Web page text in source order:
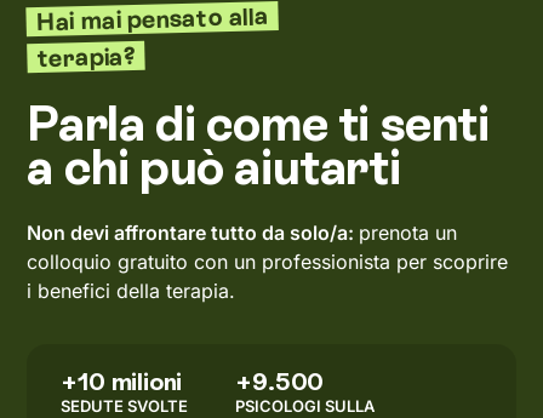
Hai mai pensato alla
terapia?
Parla di come ti senti
a chi può aiutarti
Non devi affrontare tutto da solo/a: prenota un
colloquio gratuito con un professionista per scoprire
i benefici della terapia.
+10 milioni
SEDUTE SVOLTE
+9.500
PSICOLOGI SULLA